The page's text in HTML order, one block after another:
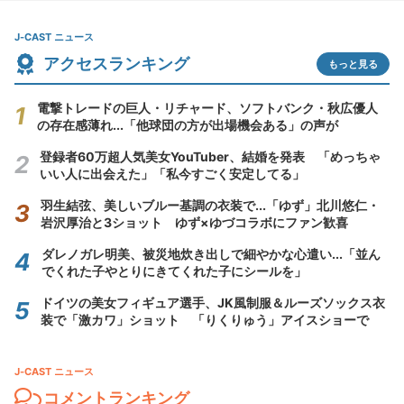
J-CAST ニュース
アクセスランキング もっと見る
電撃トレードの巨人・リチャード、ソフトバンク・秋広優人
の存在感薄れ...「他球団の方が出場機会ある」の声が
登録者60万超人気美女YouTuber、結婚を発表 「めっちゃ
いい人に出会えた」「私今すごく安定してる」
羽生結弦、美しいブルー基調の衣装で...「ゆず」北川悠仁・
岩沢厚治と3ショット ゆず×ゆづコラボにファン歓喜
ダレノガレ明美、被災地炊き出しで細やかな心遣い...「並ん
でくれた子やとりにきてくれた子にシールを」
ドイツの美女フィギュア選手、JK風制服＆ルーズソックス衣
装で「激カワ」ショット 「りくりゅう」アイスショーで
J-CAST ニュース
コメントランキング